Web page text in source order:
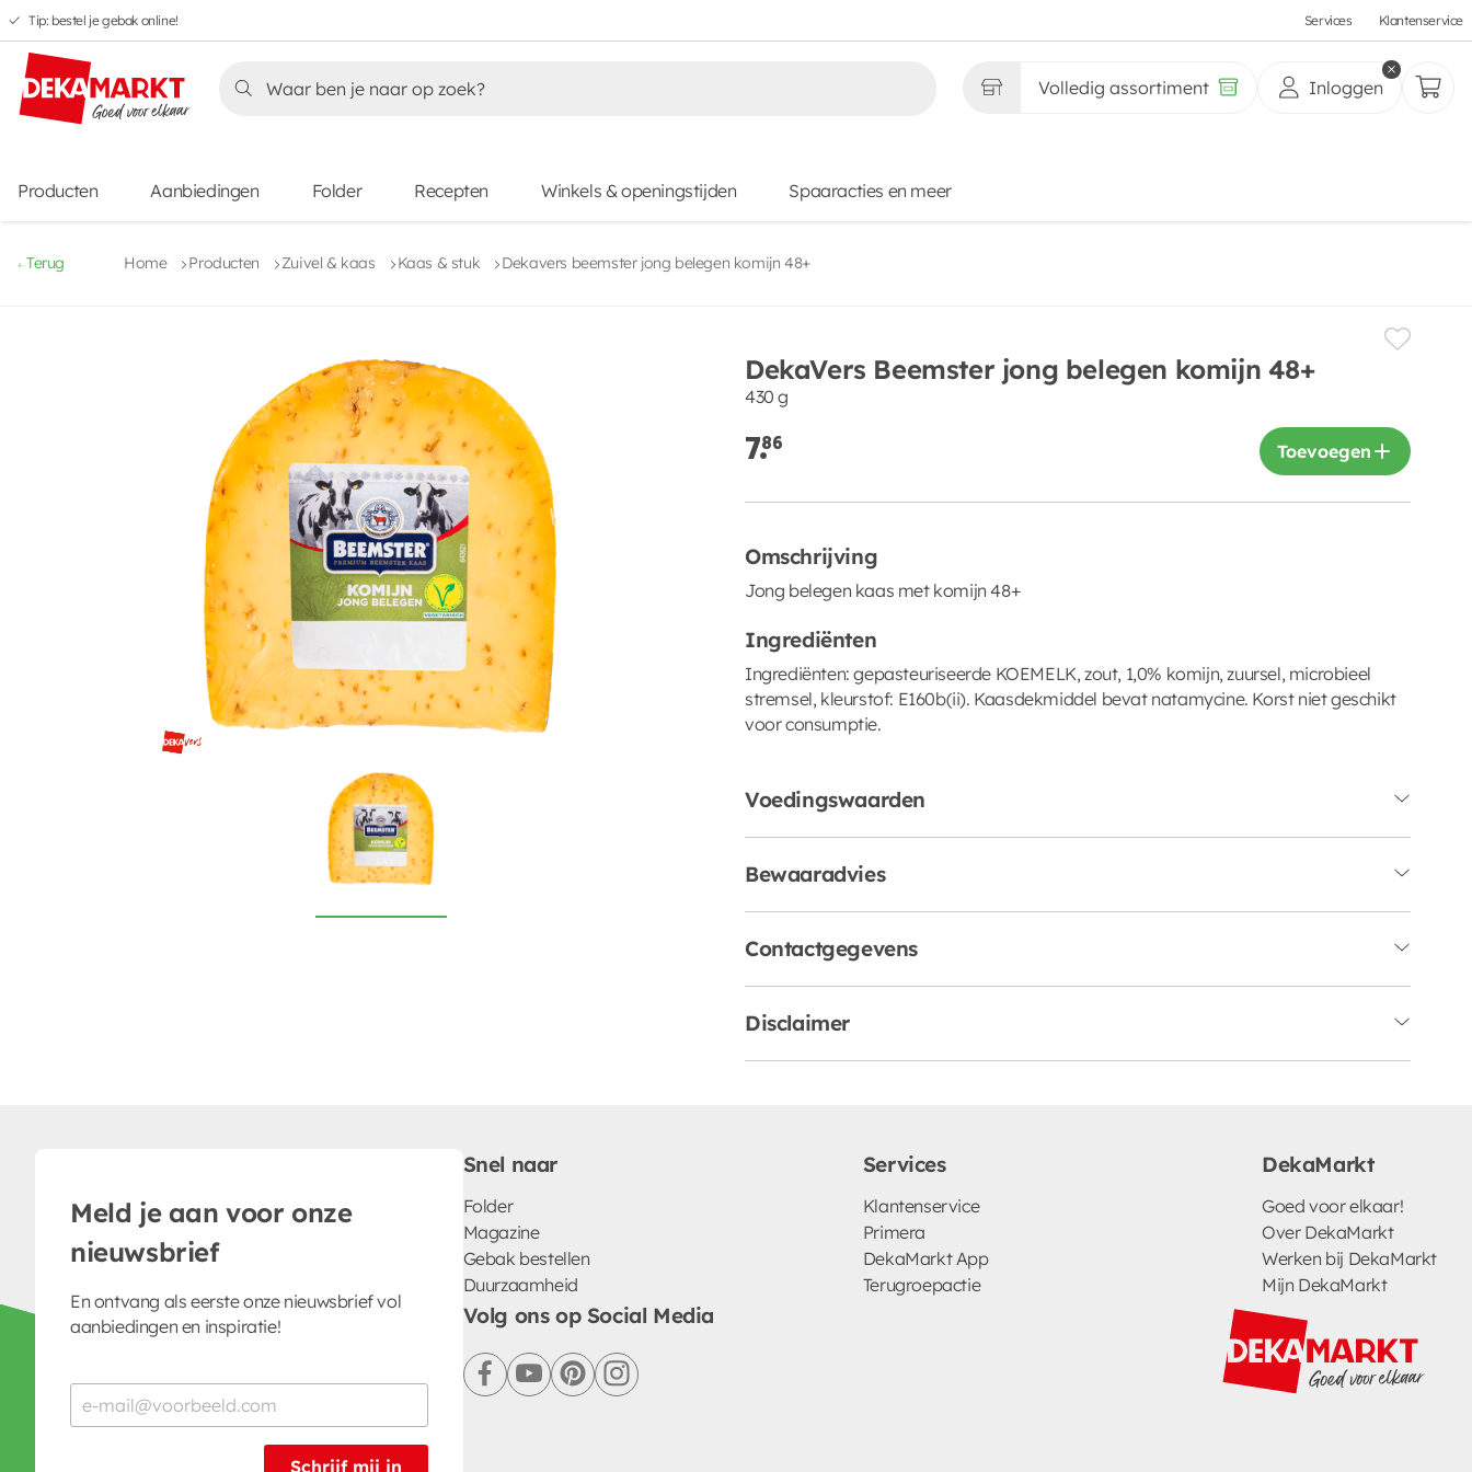
Overslaan
naar
hoofdnavigatie
Overslaan
naar
hoofdinhoud
Overslaan
naar
voettekstinhoud
Overslaan
naar
aanbiedingen
Tip: bestel je gebak online! Services Klantenservice
Volledig assortiment Inloggen
Producten Aanbiedingen Folder Recepten Winkels & openingstijden Spaaracties en meer
Terug Home Producten Zuivel & kaas Kaas & stuk Dekavers beemster jong belegen komijn 48+
DekaVers Beemster jong belegen komijn 48+
430 g
7.86 Toevoegen
Omschrijving
Jong belegen kaas met komijn 48+
Ingrediënten
Ingrediënten: gepasteuriseerde KOEMELK, zout, 1,0% komijn, zuursel, microbieel
stremsel, kleurstof: E160b(ii). Kaasdekmiddel bevat natamycine. Korst niet geschikt
voor consumptie.
Voedingswaarden
Bewaaradvies
Contactgegevens
Disclaimer
Meld je aan voor onze
nieuwsbrief
En ontvang als eerste onze nieuwsbrief vol
aanbiedingen en inspiratie!
Schrijf mij in
Snel naar
Folder
Magazine
Gebak bestellen
Duurzaamheid
Services
Klantenservice
Primera
DekaMarkt App
Terugroepactie
DekaMarkt
Goed voor elkaar!
Over DekaMarkt
Werken bij DekaMarkt
Mijn DekaMarkt
Volg ons op Social Media
facebookyoutubepinterestinstagram